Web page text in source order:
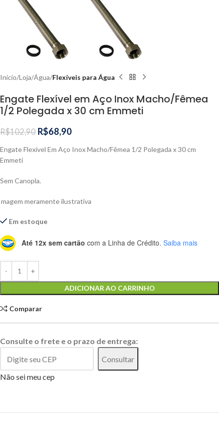
Início Loja Água Flexíveis para Água
Engate Flexível em Aço Inox Macho/Fêmea
1/2 Polegada x 30 cm Emmeti
R$102,90 R$68,90
Engate Flexível Em Aço Inox Macho/Fêmea 1/2 Polegada x 30 cm
Emmeti
Sem Canopla.
meramente ilustrativa
Em estoque
Até 12x sem cartão com a Linha de Crédito. Saiba mais
ADICIONAR AO CARRINHO
Comparar
Consulte o frete e o prazo de entrega:
Consultar
Não sei meu cep